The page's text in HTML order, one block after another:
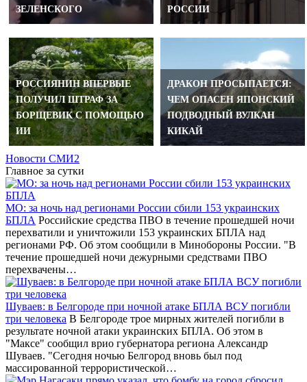
ЗЕЛЕНСКОГО
РОССИИ
РОССИЯНИН ВПЕРВЫЕ
ПОЛУЧИЛ ШТРАФ ЗА
БОРЩЕВИК С ПОМОЩЬЮ
ИИ
ДРАКОН ПРОСЫПАЕТСЯ:
ЧЕМ ОПАСЕН ЯПОНСКИЙ
ПОДВОДНЫЙ ВУЛКАН
КИКАЙ
Новости СМИ2
Главное за сутки
МО: за ночь над регионами России сбили 153 украинских
БПЛА Российские средства ПВО в течение прошедшей ночи
перехватили и уничтожили 153 украинских БПЛА над
регионами РФ. Об этом сообщили в Минобороны России. "В
течение прошедшей ночи дежурными средствами ПВО
перехвачены…
Шуваев: в Белгороде при ночной атаке БПЛА ВСУ погибли
три человека В Белгороде трое мирных жителей погибли в
результате ночной атаки украинских БПЛА. Об этом в
"Максе" сообщил врио губернатора региона Александр
Шуваев. "Сегодня ночью Белгород вновь был под
массированной террористической…